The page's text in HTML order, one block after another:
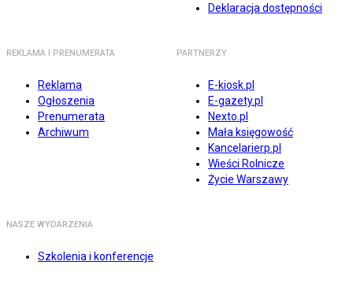
Deklaracja dostępności
REKLAMA I PRENUMERATA
Reklama
Ogłoszenia
Prenumerata
Archiwum
PARTNERZY
E-kiosk.pl
E-gazety.pl
Nexto.pl
Mała księgowość
Kancelarierp.pl
Wieści Rolnicze
Życie Warszawy
NASZE WYDARZENIA
Szkolenia i konferencje